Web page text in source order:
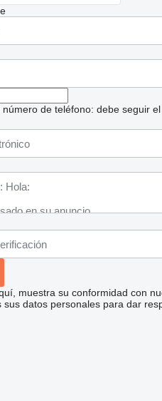
de teléfono: debe seguir
muestra su conformidad con
sus datos personales para dar